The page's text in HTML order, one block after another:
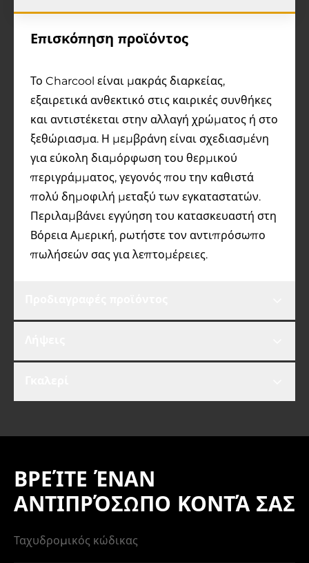
Επισκόπηση προϊόντος
Το Charcool είναι μακράς διαρκείας,
εξαιρετικά ανθεκτικό στις καιρικές συνθήκες
και αντιστέκεται στην αλλαγή χρώματος ή στο
ξεθώριασμα. Η μεμβράνη είναι σχεδιασμένη
για εύκολη διαμόρφωση του θερμικού
περιγράμματος, γεγονός που την καθιστά
πολύ δημοφιλή μεταξύ των εγκαταστατών.
Περιλαμβάνει εγγύηση του κατασκευαστή στη
Βόρεια Αμερική, ρωτήστε τον αντιπρόσωπο
πωλήσεών σας για λεπτομέρειες.
ΒΡΕΊΤΕ ΈΝΑΝ
ΑΝΤΙΠΡΌΣΩΠΟ ΚΟΝΤΆ ΣΑΣ